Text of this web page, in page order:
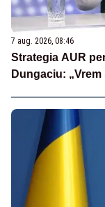
7 aug. 2026, 08:46
Strategia AUR
Dungaciu: